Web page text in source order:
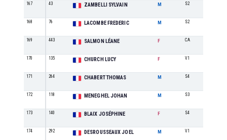
167 43 ZAMBELLI SYLVAIN M S2
168 76 LACOMBE FREDERIC M S2
169 443 SALMON LÉANE F CA
170 135 CHURCH LUCY F V1
171 264 CHABERT THOMAS M S4
172 118 MENEGHEL JOHAN M S3
173 140 BLAIX JOSÉPHINE F S4
174 292 DESROUSSEAUX JOEL M V1